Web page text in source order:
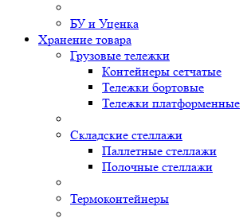
БУ и Уценка
Хранение товара
Грузовые тележки
Контейнеры сетчатые
Тележки бортовые
Тележки платформенные
Складские стеллажи
Паллетные стеллажи
Полочные стеллажи
Термоконтейнеры